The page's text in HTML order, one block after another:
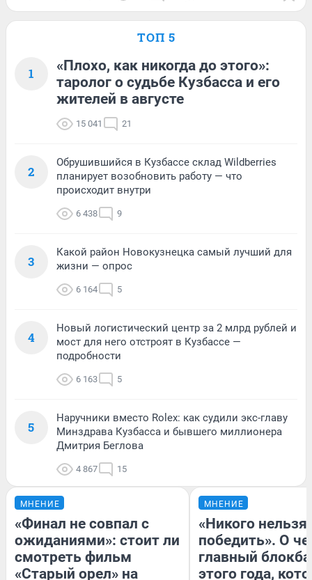
ТОП 5
1
«Плохо, как никогда до этого»:
таролог о судьбе Кузбасса и его
жителей в августе
15 041 21
2
Обрушившийся в Кузбассе склад Wildberries
планирует возобновить работу — что
происходит внутри
6 438 9
3
Какой район Новокузнецка самый лучший для
жизни — опрос
6 164 5
4
Новый логистический центр за 2 млрд рублей и
мост для него отстроят в Кузбассе —
подробности
6 163 5
5
Наручники вместо Rolex: как судили экс-главу
Минздрава Кузбасса и бывшего миллионера
Дмитрия Беглова
4 867 15
МНЕНИЕ
«Финал не совпал с
ожиданиями»: стоит ли
смотреть фильм
«Старый орел» на
МНЕНИЕ
«Никого нельзя
победить». О
главный
этого года,